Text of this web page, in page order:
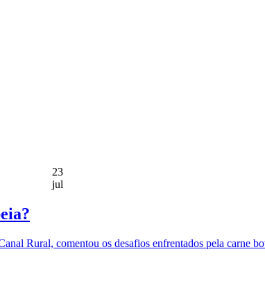
23
jul
Rural, comentou os desafios enfrentados pela carne